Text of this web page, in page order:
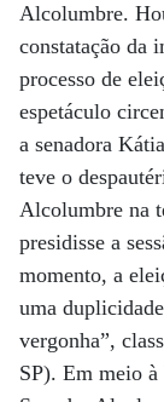
Alcolumbre.
constatação da
processo de
espetáculo
a senadora
teve o
Alcolumbre na
presidisse a
momento, a
uma
vergonha”,
SP). Em meio